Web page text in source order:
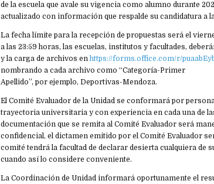
de la escuela que avale su vigencia como alumno durante
actualizado con información que respalde su candidatura a
La fecha límite para la recepción de propuestas será el
a las 23:59 horas, las escuelas, institutos y facultades,
y la carga de archivos enhttps://forms.office.com/r/
nombrando a cada archivo como “Categoría-Primer
Apellido”, por ejemplo, Deportivas-Mendoza.
El Comité Evaluador de la Unidad se conformará por
trayectoria universitaria y con experiencia en cada una de
documentación que se remita al Comité Evaluador será
confidencial, el dictamen emitido por el Comité Evaluador
comité tendrá la facultad de declarar desierta cualquiera de
cuando así lo considere conveniente.
La Coordinación de Unidad informará oportunamente el